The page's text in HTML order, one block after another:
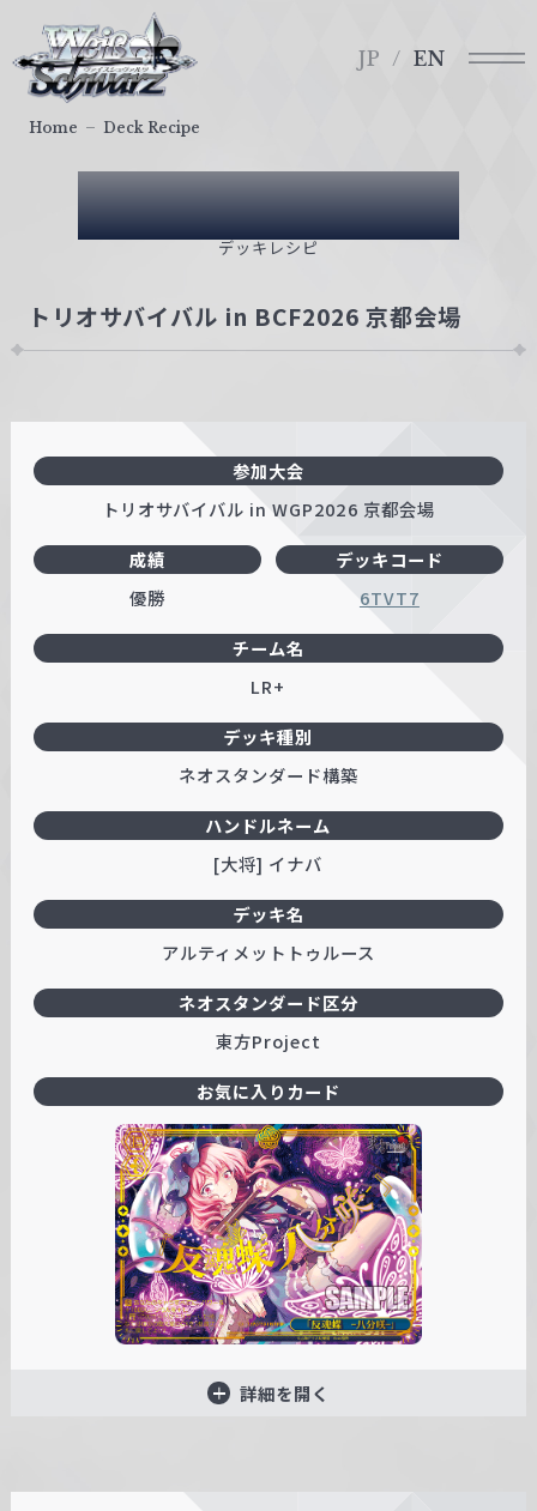
ァ
イ
W
i
JP EN
Deck Recipe
デッキレシピ
Home Deck Recipe
トリオサバイバル in BCF2026 京都会場
参加大会
トリオサバイバル in WGP2026 京都会場
成績
優勝
ハンドルネーム
[大将] イナバ
デッキコード
6TVT7
チーム名
LR+
デッキ名
アルティメットトゥルース
デッキ種別
ネオスタンダード構築
ネオスタンダード区分
東方Project
お気に入りカード
詳細を開く